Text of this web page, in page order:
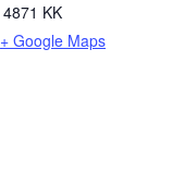
4871 KK
+ Google Maps